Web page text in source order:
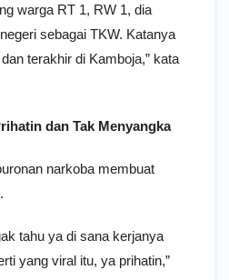
warga RT 1, RW 1, dia
sebagai TKW. Katanya
terakhir di Kamboja,” kata
dan Tak Menyangka
narkoba membuat
tahu ya di sana kerjanya
yang viral itu, ya prihatin,”